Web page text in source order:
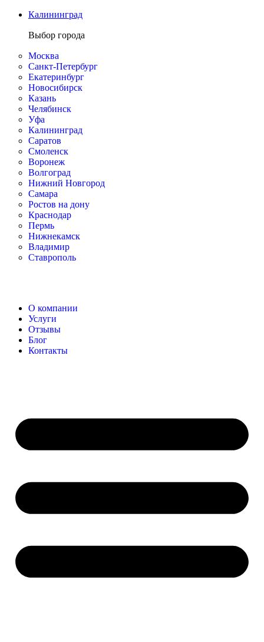
Калининград
Выбор города
Москва
Санкт-Петербург
Екатеринбург
Новосибирск
Казань
Челябинск
Уфа
Калининград
Саратов
Смоленск
Воронеж
Волгоград
Нижний Новгород
Самара
Ростов на дону
Краснодар
Пермь
Нижнекамск
Владимир
Ставрополь
О компании
Услуги
Отзывы
Блог
Контакты